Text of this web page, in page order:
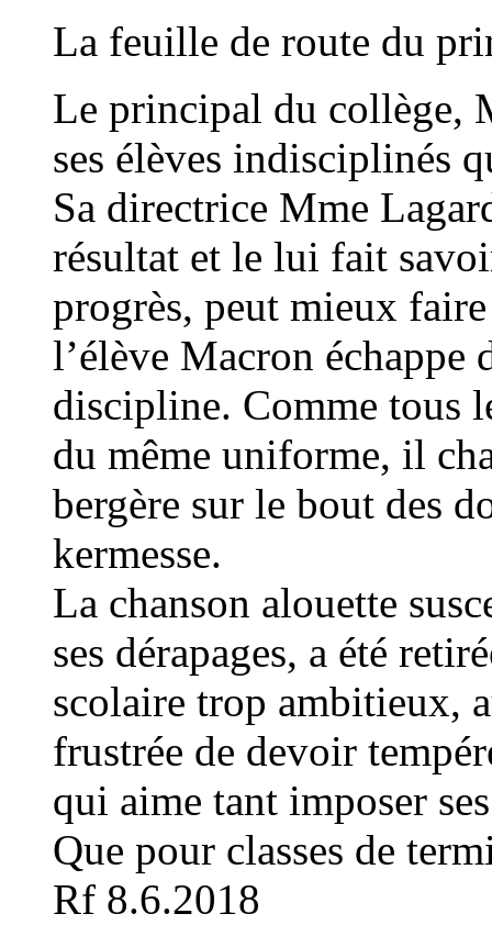
La feuille de route du
Le principal du collège,
ses élèves indisciplinés
Sa directrice Mme
résultat et le lui fait
progrès, peut mieux
l’élève Macron échappe
discipline. Comme tous
du même uniforme, il
bergère sur le bout des
kermesse.
La chanson alouette
ses dérapages, a été
scolaire trop ambitieux,
frustrée de devoir
qui aime tant imposer
Que pour classes de
Rf 8.6.2018